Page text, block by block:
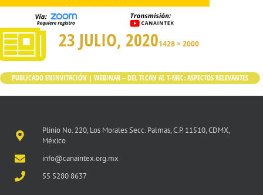
23 JULIO, 20201428 × 2000
PUBLICADO ENINVITACIÓN | WEBINAR – DEL TLCAN AL T-MEC: ASPECTOS RELEVANTES
Plinio No. 220, Los Morales Secc. Palmas, C.P. 11510, CDMX,
México
info@canaintex.org.mx
55 5280 8637